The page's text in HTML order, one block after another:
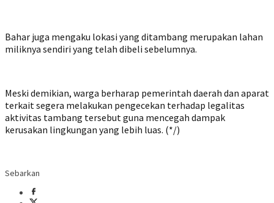
‎Bahar juga mengaku lokasi yang ditambang merupakan lahan
miliknya sendiri yang telah dibeli sebelumnya.
‎Meski demikian, warga berharap pemerintah daerah dan aparat
terkait segera melakukan pengecekan terhadap legalitas
aktivitas tambang tersebut guna mencegah dampak
kerusakan lingkungan yang lebih luas. (*/)
Sebarkan